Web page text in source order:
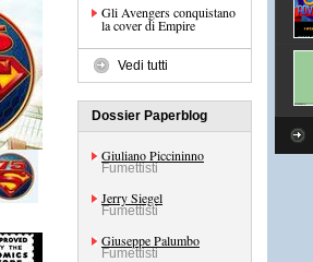
Gli Avengers conquistano
la cover di Empire
Vedi tutti
Dossier Paperblog
Giuliano Piccininno
Fumettisti
Jerry Siegel
Fumettisti
Giuseppe Palumbo
Fumettisti